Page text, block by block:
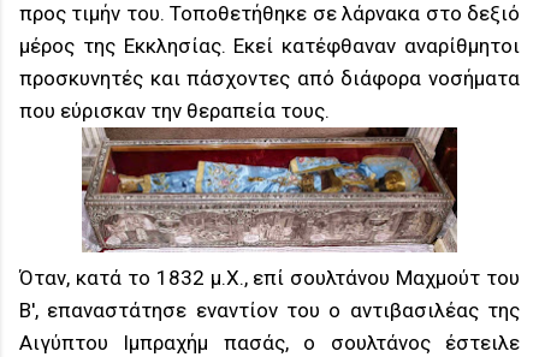
προς τιμήν του. Τοποθετήθηκε σε λάρνακα στο δεξιό
μέρος της Εκκλησίας. Εκεί κατέφθαναν αναρίθμητοι
προσκυνητές και πάσχοντες από διάφορα νοσήματα
που εύρισκαν την θεραπεία τους.
Όταν, κατά το 1832 μ.Χ., επί σουλτάνου Μαχμούτ του
Β', επαναστάτησε εναντίον του ο αντιβασιλέας της
Αιγύπτου Ιμπραχήμ πασάς, ο σουλτάνος έστειλε